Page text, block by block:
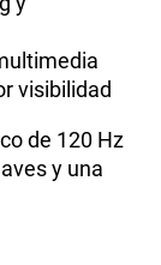
visibilidad
de 120 Hz
y una